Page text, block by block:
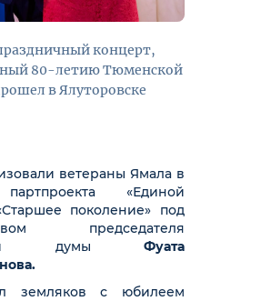
концерт,
80-летию Тюменской
в Ялуторовске
ветераны Ямала в
«Единой
поколение» под
председателя
думы Фуата
земляков с юбилеем